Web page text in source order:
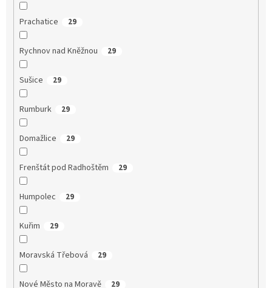
Prachatice 29
Rychnov nad Kněžnou 29
Sušice 29
Rumburk 29
Domažlice 29
Frenštát pod Radhoštěm 29
Humpolec 29
Kuřim 29
Moravská Třebová 29
Nové Město na Moravě 29